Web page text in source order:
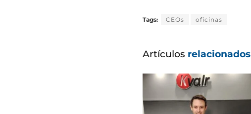
Tags: CEOs oficinas
Artículos relacionados